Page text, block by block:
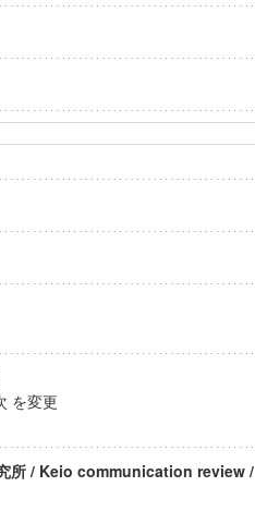
を変更
所 / Keio communication review /